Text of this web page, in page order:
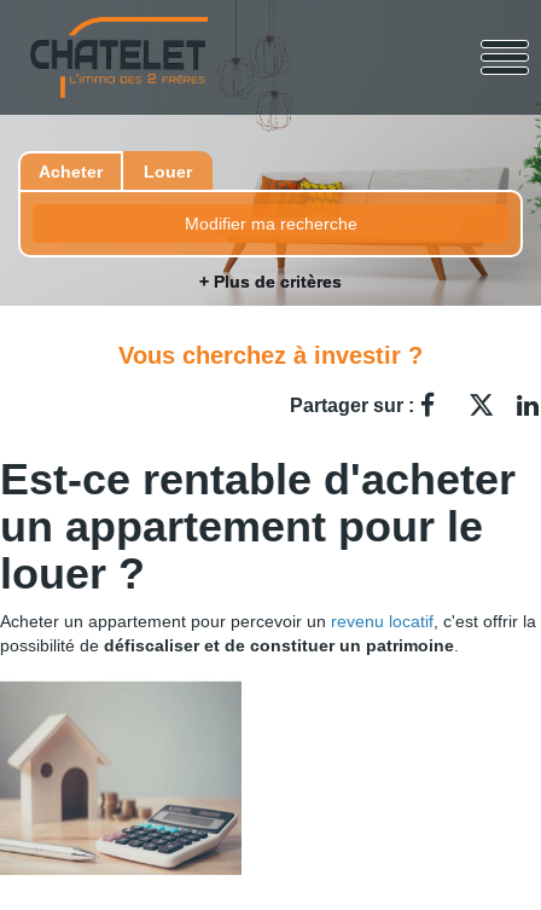
Acheter Louer
Modifier ma recherche
+ Plus de critères
Vous cherchez à investir ?
Partager sur :
Est-ce rentable d'acheter
un appartement pour le
louer ?
Acheter un appartement pour percevoir un revenu locatif , c'est offrir la
possibilité de défiscaliser et de constituer un patrimoine